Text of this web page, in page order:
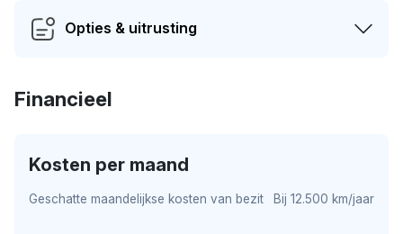
Opties & uitrusting
Financieel
Kosten per maand
Geschatte maandelijkse kosten van bezit Bij 12.500 km/jaar